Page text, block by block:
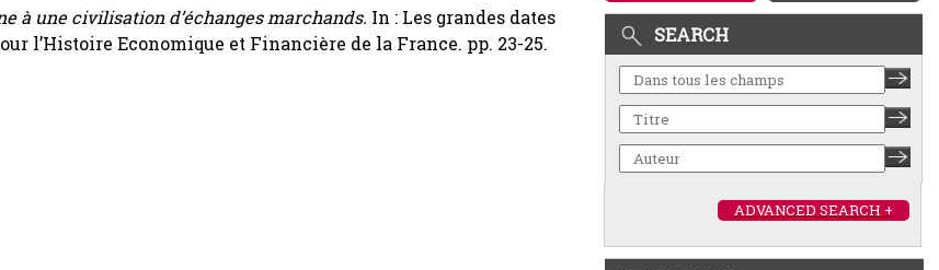
SEARCH
ADVANCED SEARCH +
à une civilisation d’échanges marchands. In : Les grandes dates
l’Histoire Economique et Financière de la France. pp. 23-25.